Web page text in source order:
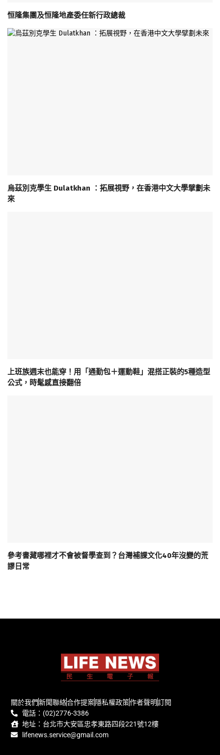
恒隆集團及恒隆地產委任新行政總裁
烏茲別克學生 Dulatkhan ：拓展視野，在香港中文大學擘劃未
來
上班族週末也能穿！用「通勤包＋運動鞋」混搭正裝的5種造型
公式，時髦感直接翻倍
參考書藏哪裡才不會被督學查到？台灣補課文化40年沒變的荒
謬日常
關於我們新聞聯絡合作提案隱私權政策作者聲明訂閱
電話：(02)2776-3386
地址：台北市大安區忠孝東路四段221號12樓
lifenews.service@gmail.com